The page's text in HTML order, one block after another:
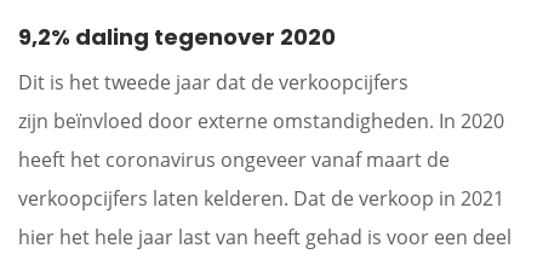
9,2% daling tegenover 2020
Dit is het tweede jaar dat de verkoopcijfers
zijn beïnvloed door externe omstandigheden. In 2020
heeft het coronavirus ongeveer vanaf maart de
verkoopcijfers laten kelderen. Dat de verkoop in 2021
hier het hele jaar last van heeft gehad is voor een deel